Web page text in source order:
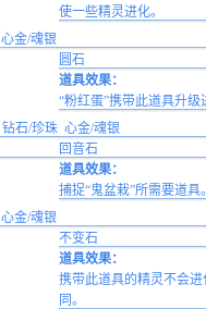
使一些精灵进化。
心金/魂银
圆石
道具效果：
“粉红蛋”携带此道具升级
钻石/珍珠 心金/魂银
回音石
道具效果：
捕捉“鬼盆栽”所需要道具
心金/魂银
不变石
道具效果：
携带此道具的精灵不会
同。